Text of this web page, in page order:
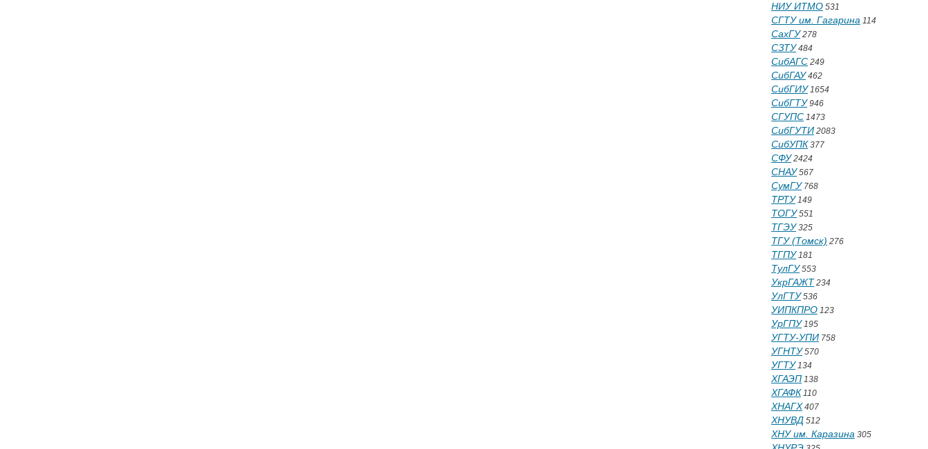
НИУ ИТМО 531
СГТУ им. Гагарина 114
СахГУ278
СЗТУ484
СибАГС 249
СибГАУ462
СибГИУ1654
СибГТУ946
СГУПС 1473
СибГУТИ 2083
СибУПК 377
СФУ2424
СНАУ567
СумГУ768
ТРТУ149
ТОГУ551
ТГЭУ325
ТГУ (Томск) 276
ТГПУ181
ТулГУ553
УкрГАЖТ 234
УлГТУ536
УИПКПРО 123
УрГПУ195
УГТУ-УПИ 758
УГНТУ570
УГТУ134
ХГАЭП 138
ХГАФК 110
ХНАГХ 407
ХНУВД 512
ХНУ им. Каразина 305